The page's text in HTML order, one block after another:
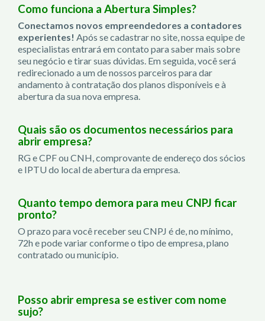
Como funciona a Abertura Simples?
Conectamos novos empreendedores a contadores
experientes! Após se cadastrar no site, nossa equipe de
especialistas entrará em contato para saber mais sobre
seu negócio e tirar suas dúvidas. Em seguida, você será
redirecionado a um de nossos parceiros para dar
andamento à contratação dos planos disponíveis e à
abertura da sua nova empresa.
Quais são os documentos necessários para
abrir empresa?
RG e CPF ou CNH, comprovante de endereço dos sócios
e IPTU do local de abertura da empresa.
Quanto tempo demora para meu CNPJ ficar
pronto?
O prazo para você receber seu CNPJ é de, no mínimo,
72h e pode variar conforme o tipo de empresa, plano
contratado ou município.
Posso abrir empresa se estiver com nome
sujo?